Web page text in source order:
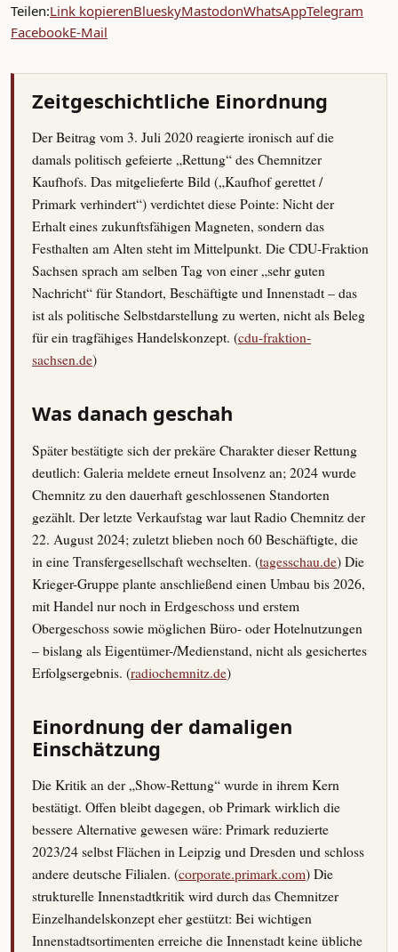
Teilen:Link kopierenBlueskyMastodonWhatsAppTelegram
FacebookE-Mail
Zeitgeschichtliche Einordnung
Der Beitrag vom 3. Juli 2020 reagierte ironisch auf die
damals politisch gefeierte „Rettung“ des Chemnitzer
Kaufhofs. Das mitgelieferte Bild („Kaufhof gerettet /
Primark verhindert“) verdichtet diese Pointe: Nicht der
Erhalt eines zukunftsfähigen Magneten, sondern das
Festhalten am Alten steht im Mittelpunkt. Die CDU-Fraktion
Sachsen sprach am selben Tag von einer „sehr guten
Nachricht“ für Standort, Beschäftigte und Innenstadt – das
ist als politische Selbstdarstellung zu werten, nicht als Beleg
für ein tragfähiges Handelskonzept. (cdu-fraktion-
sachsen.de)
Was danach geschah
Später bestätigte sich der prekäre Charakter dieser Rettung
deutlich: Galeria meldete erneut Insolvenz an; 2024 wurde
Chemnitz zu den dauerhaft geschlossenen Standorten
gezählt. Der letzte Verkaufstag war laut Radio Chemnitz der
22. August 2024; zuletzt blieben noch 60 Beschäftigte, die
in eine Transfergesellschaft wechselten. (tagesschau.de) Die
Krieger-Gruppe plante anschließend einen Umbau bis 2026,
mit Handel nur noch in Erdgeschoss und erstem
Obergeschoss sowie möglichen Büro- oder Hotelnutzungen
– bislang als Eigentümer-/Medienstand, nicht als gesichertes
Erfolgsergebnis. (radiochemnitz.de)
Einordnung der damaligen
Einschätzung
Die Kritik an der „Show-Rettung“ wurde in ihrem Kern
bestätigt. Offen bleibt dagegen, ob Primark wirklich die
bessere Alternative gewesen wäre: Primark reduzierte
2023/24 selbst Flächen in Leipzig und Dresden und schloss
andere deutsche Filialen. (corporate.primark.com) Die
strukturelle Innenstadtkritik wird durch das Chemnitzer
Einzelhandelskonzept eher gestützt: Bei wichtigen
Innenstadtsortimenten erreiche die Innenstadt keine übliche